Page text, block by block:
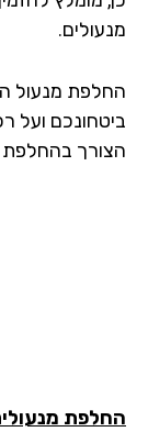
מנעול היא
ועל
בהחלפת
מנעולים